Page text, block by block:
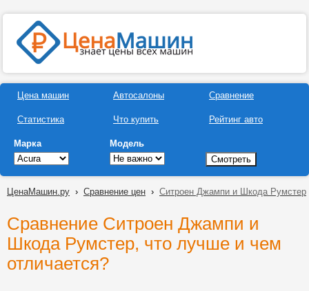
Цена машин
Статистика
Автосалоны
Что купить
Сравнение
Рейтинг авто
Марка Модель
ЦенаМашин.ру › Сравнение цен › Ситроен Джампи и Шкода Румстер
Сравнение Ситроен Джампи и
Шкода Румстер, что лучше и чем
отличается?